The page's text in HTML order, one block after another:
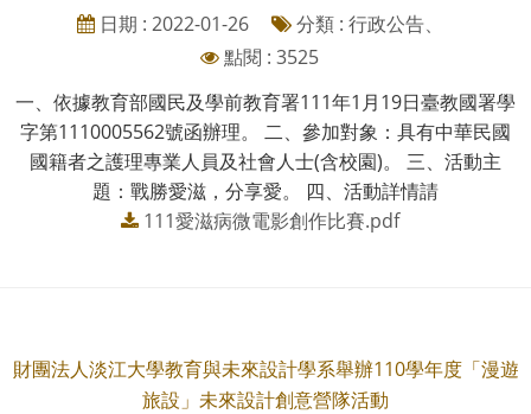
日期 : 2022-01-26
分類 : 行政公告、
點閱 : 3525
一、依據教育部國民及學前教育署111年1月19日臺教國署學
字第1110005562號函辦理。 二、參加對象：具有中華民國
國籍者之護理專業人員及社會人士(含校園)。 三、活動主
題：戰勝愛滋，分享愛。 四、活動詳情請
111愛滋病微電影創作比賽.pdf
財團法人淡江大學教育與未來設計學系舉辦110學年度「漫遊
旅設」未來設計創意營隊活動